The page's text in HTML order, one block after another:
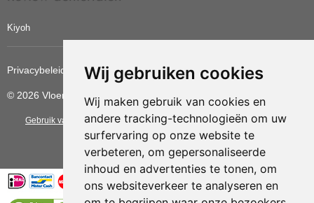
Wij gebruiken cookies
Wij maken gebruik van cookies en
andere tracking-technologieën om uw
surfervaring op onze website te
verbeteren, om gepersonaliseerde
inhoud en advertenties te tonen, om
ons websiteverkeer te analyseren en
Kiyoh
Privacybeleid Cookiebeleid Update cookies voorkeuren
© 2026 Vloerbedekkingvoordelig
Gebruik van deze site betekent dat u dealgemene voorwaarden van CBW